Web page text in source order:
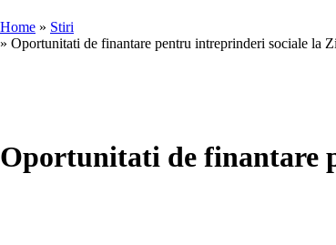
Home » Stiri
» Oportunitati de finantare pentru intreprinderi sociale la
Oportunitati de finantare